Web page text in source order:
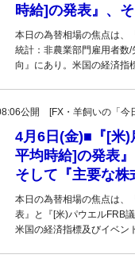
時給]の発表』、
本日の為替相場の焦点は、
統計：非農業部門雇用者数
向』にあり。米国の経済
公開 [FX・羊飼いの「今
4月6日(金)■『[米)
平均時給]の発表
そして『主要な
本日の為替相場の焦点は、
表』と『[米)パウエルFRB
米国の経済指標及びイベ